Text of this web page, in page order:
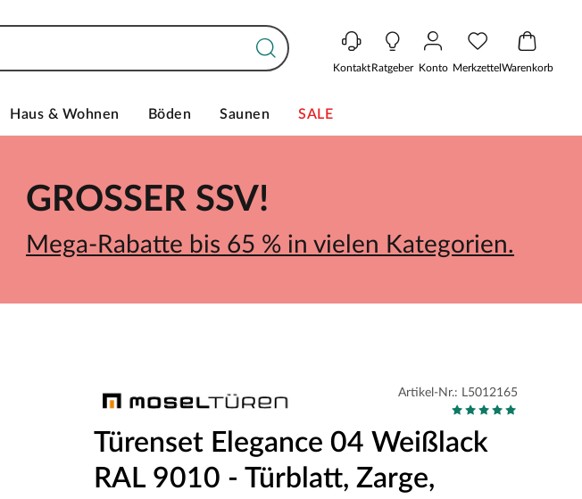
KontaktRatgeber Konto MerkzettelWarenkorb
Haus & Wohnen Böden Saunen SALE
GROSSER SSV!
Mega-Rabatte bis 65 % in vielen Kategorien.
Artikel-Nr.: L5012165
Türenset Elegance 04 Weißlack
RAL 9010 - Türblatt, Zarge,